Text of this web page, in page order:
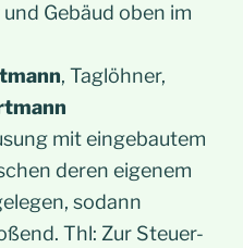
Gebäud oben im
, Taglöhner,
mit eingebautem
deren eigenem
sodann
Thl: Zur Steuer-